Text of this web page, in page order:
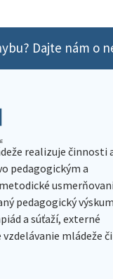
Dajte nám o
realizuje činnosti
pedagogickým a
pedagogický
a súťaží, externé
mládeže či